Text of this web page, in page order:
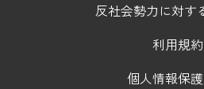
反社会勢力に対す
利用規約
個人情報保